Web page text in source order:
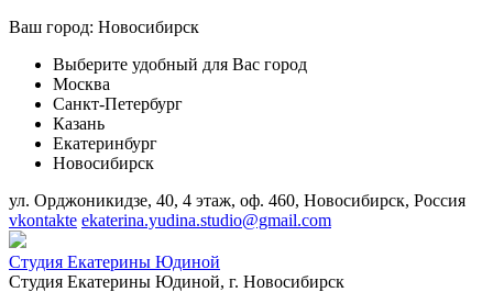
Ваш город: Новосибирск
Выберите удобный для Вас город
Москва
Санкт-Петербург
Казань
Екатеринбург
Новосибирск
ул. Орджоникидзе, 40, 4 этаж, оф. 460, Новосибирск, Россия
vkontakte ekaterina.yudina.studio@gmail.com
Студия Екатерины Юдиной
Студия Екатерины Юдиной, г. Новосибирск